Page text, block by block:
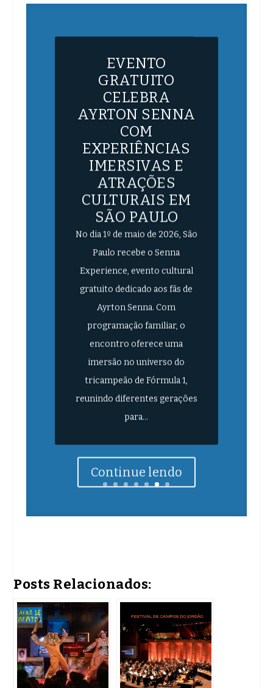
EVENTO
GRATUITO
CELEBRA
AYRTON SENNA
COM
EXPERIÊNCIAS
IMERSIVAS E
ATRAÇÕES
CULTURAIS EM
SÃO PAULO
No dia 1º de maio de 2026, São
Paulo recebe o Senna
Experience, evento cultural
gratuito dedicado aos fãs de
Ayrton Senna. Com
programação familiar, o
encontro oferece uma
imersão no universo do
tricampeão de Fórmula 1,
reunindo diferentes gerações
para...
Continue lendo
Posts Relacionados: